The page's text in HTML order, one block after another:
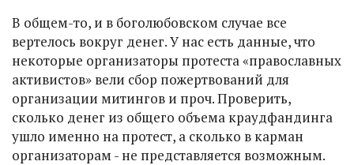
В общем-то, и в боголюбовском случае все
вертелось вокруг денег. У нас есть данные, что
некоторые организаторы протеста «православных
активистов» вели сбор пожертвований для
организации митингов и проч. Проверить,
сколько денег из общего объема краудфандинга
ушло именно на протест, а сколько в карман
организаторам - не представляется возможным.